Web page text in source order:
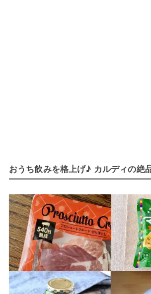
おうち飲みを格上げ♪ カルディの絶